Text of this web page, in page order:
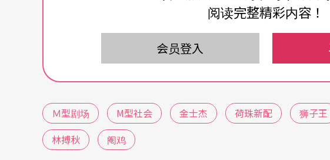
持续在进行中国与世界经典的重新创造工程。重新搬演的《
叶锦添华丽繁复的服装，魏海敏作表精致的演出，许博允机锋
们，经典的改编与再创作，绝不是所谓的创作力不继的表现。
深层魅力。
阅读完整精彩内容！
会员登入
Ｍ型剧场 M型社会 金士杰 荷珠新配 狮子王
林搏秋
阉鸡